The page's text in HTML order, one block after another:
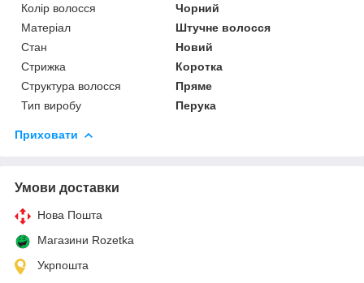
Колір волосся
Чорний
Матеріал
Штучне волосся
Стан
Новий
Стрижка
Коротка
Структура волосся
Пряме
Тип виробу
Перука
Приховати
Умови доставки
Нова Пошта
Магазини Rozetka
Укрпошта